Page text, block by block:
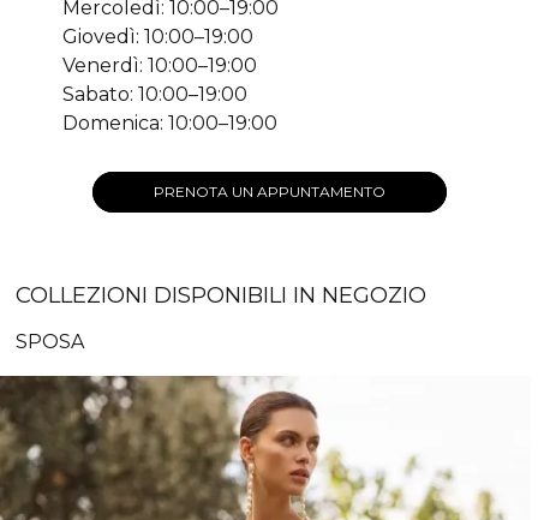
Mercoledì: 10:00–19:00
Giovedì: 10:00–19:00
Venerdì: 10:00–19:00
Sabato: 10:00–19:00
Domenica: 10:00–19:00
PRENOTA UN APPUNTAMENTO
COLLEZIONI DISPONIBILI IN NEGOZIO
SPOSA